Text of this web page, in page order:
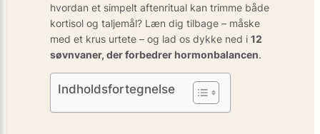
hvordan et simpelt aftenritual kan trimme både
kortisol og taljemål? Læn dig tilbage – måske
med et krus urtete – og lad os dykke ned i 12
søvnvaner, der forbedrer hormonbalancen.
Indholdsfortegnelse